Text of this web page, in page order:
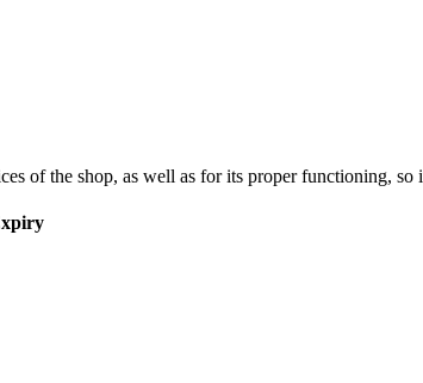
of the shop, as well as for its proper functioning,